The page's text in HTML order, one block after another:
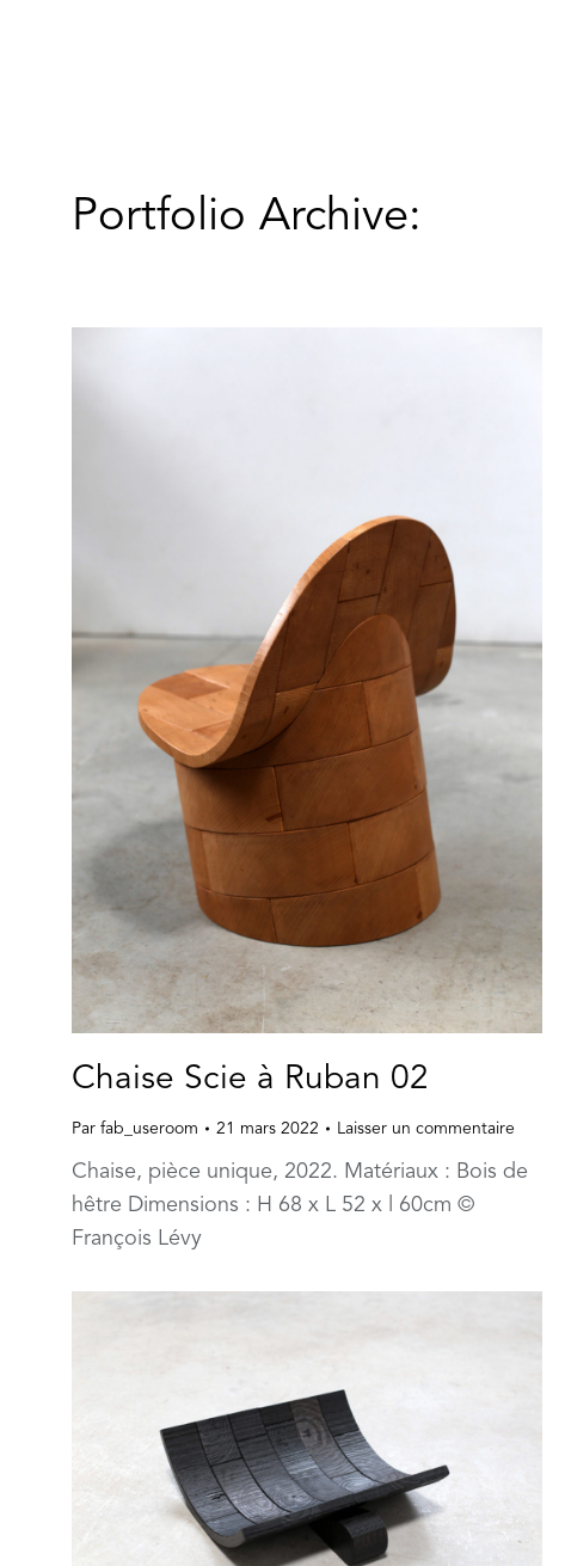
Portfolio Archive:
Chaise Scie à Ruban 02
Par fab_useroom 21 mars 2022 Laisser un commentaire
Chaise, pièce unique, 2022. Matériaux : Bois de
hêtre Dimensions : H 68 x L 52 x l 60cm ©
François Lévy